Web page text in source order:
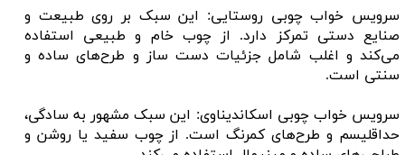
سرویس خواب چوبی روستایی: این سبک بر روی طبیعت و
صنایع دستی تمرکز دارد. از چوب خام و طبیعی استفاده
می‌کند و اغلب شامل جزئیات دست ساز و طرح‌های ساده و
سنتی است.
سرویس خواب چوبی اسکاندیناوی: این سبک مشهور به سادگی،
حداقلیسم و طرح‌های کمرنگ است. از چوب سفید یا روشن و